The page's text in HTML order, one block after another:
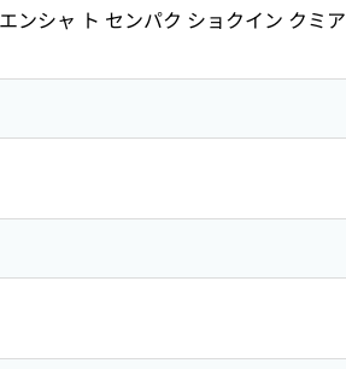
シャ ト センパク ショクイン クミ